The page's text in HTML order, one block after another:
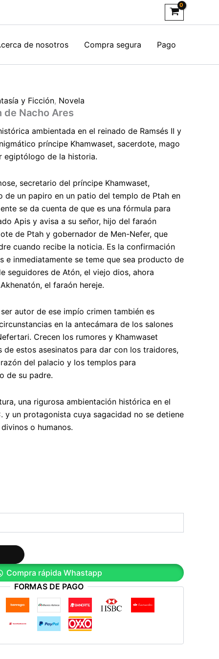
de nosotros Compra segura Pago
y Ficción, Novela
de Nacho Ares
ambientada en el reinado de Ramsés II y
príncipe Khamwaset, sacerdote, mago
egiptólogo de la historia.
secretario del príncipe Khamwaset,
de un papiro en un patio del templo de Ptah en
se da cuenta de que es una fórmula para
Apis y avisa a su señor, hijo del faraón
de Ptah y gobernador de Men-Nefer, que
cuando recibe la noticia. Es la confirmación
e inmediatamente se teme que sea producto de
seguidores de Atón, el viejo dios, ahora
el faraón hereje.
autor de ese impío crimen también es
en la antecámara de los salones
Crecen los rumores y Khamwaset
de estos asesinatos para dar con los traidores,
del palacio y los templos para
de su padre.
una rigurosa ambientación histórica en el
y un protagonista cuya sagacidad no se detiene
o humanos.
Compra rápida Whastapp
FORMAS DE PAGO